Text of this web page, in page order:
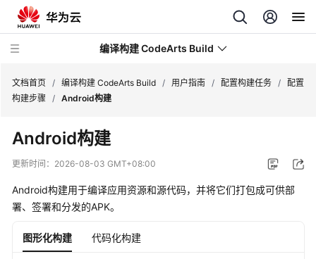
编译构建 CodeArts Build
新
动
产
介
绍
文档首页 / 编译构建 CodeArts Build / 用户指南 / 配置构建任务 /
配置
构建步骤
/ Android构建
Android构建
更新时间： 2026-08-03 GMT+08:00
Android构建用于编译应用资源和源代码，并将它们打包成可供部
署、签署和分发的APK。
图形化构建 代码化构建